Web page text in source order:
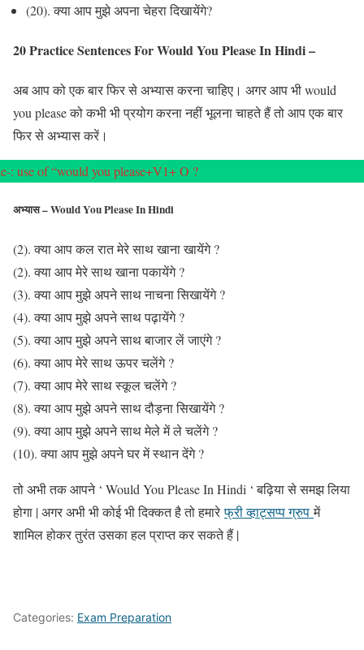
(20). क्या आप मुझे अपना चेहरा दिखायेंगे?
20 Practice Sentences For Would You Please In Hindi –
अब आप को एक बार फिर से अभ्यास करना चाहिए। अगर आप भी would
you please को कभी भी प्रयोग करना नहीं भूलना चाहते हैं तो आप एक बार
फिर से अभ्यास करें।
: use of “would you please+V1+ O ?
अभ्यास – Would You Please In Hindi
(2). क्या आप कल रात मेरे साथ खाना खायेंगे ?
(2). क्या आप मेरे साथ खाना पकायेंगे ?
(3). क्या आप मुझे अपने साथ नाचना सिखायेंगे ?
(4). क्या आप मुझे अपने साथ पढ़ायेंगे ?
(5). क्या आप मुझे अपने साथ बाजार लें जाएंगे ?
(6). क्या आप मेरे साथ ऊपर चलेंगे ?
(7). क्या आप मेरे साथ स्कूल चलेंगे ?
(8). क्या आप मुझे अपने साथ दौड़ना सिखायेंगे ?
(9). क्या आप मुझे अपने साथ मेले में ले चलेंगे ?
(10). क्या आप मुझे अपने घर में स्थान देंगे ?
तो अभी तक आपने ‘ Would You Please In Hindi ‘ बढ़िया से समझ लिया
होगा | अगर अभी भी कोई भी दिक्कत है तो हमारेफ्री व्हाट्सप्प ग्रुपमें
शामिल होकर तुरंत उसका हल प्राप्त कर सकते हैं |
Categories: Exam Preparation